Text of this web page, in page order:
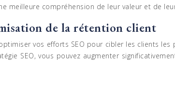
meilleure compréhension de leur valeur et de
de la rétention client
vos efforts SEO pour cibler les clients
SEO, vous pouvez augmenter